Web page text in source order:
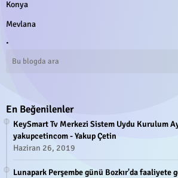
Konya
Mevlana
.
En Beğenilenler
KeySmart Tv Merkezi Sistem Uydu Kurulum
yakupcetincom - Yakup Çetin
Haziran 26, 2019
Lunapark Perşembe günü Bozkır'da faaliyete